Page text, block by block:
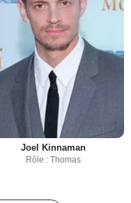
Joel Kinnaman
Rôle : Thomas